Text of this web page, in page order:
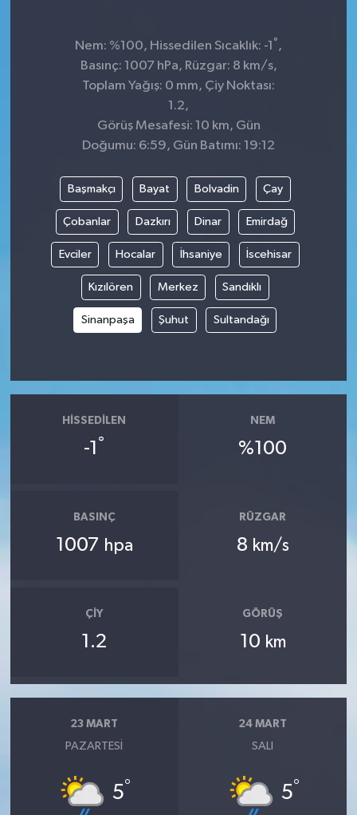
Nem: %100, Hissedilen Sıcaklık: -1 °,
Basınç: 1007 hPa, Rüzgar: 8 km/s,
Toplam Yağış: 0 mm, Çiy Noktası:
1.2,
Görüş Mesafesi: 10 km, Gün
Doğumu: 6:59, Gün Batımı: 19:12
Başmakçı Bayat Bolvadin Çay
Çobanlar Dazkırı Dinar Emirdağ
Evciler Hocalar İhsaniye İscehisar
Kızılören Merkez Sandıklı
Sinanpaşa Şuhut Sultandağı
HISSEDILEN
-1 °
NEM
%100
BASINÇ
1007 hpa
RÜZGAR
8 km/s
ÇIY
1.2
GÖRÜŞ
10 km
23 MART
PAZARTESI
5°
24 MART
SALI
5°